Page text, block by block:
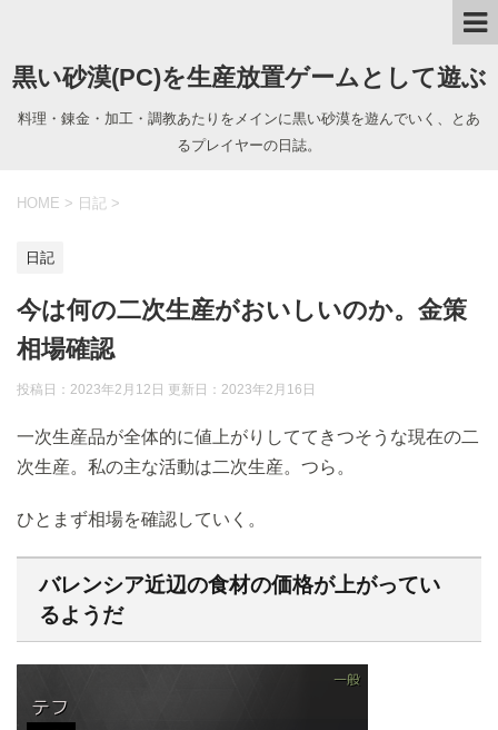
黒い砂漠(PC)を生産放置ゲームとして遊ぶ
料理・錬金・加工・調教あたりをメインに黒い砂漠を遊んでいく、とあ
るプレイヤーの日誌。
HOME > 日記 >
日記
今は何の二次生産がおいしいのか。金策
相場確認
投稿日：2023年2月12日 更新日： 2023年2月16日
一次生産品が全体的に値上がりしててきつそうな現在の二
次生産。私の主な活動は二次生産。つら。
ひとまず相場を確認していく。
バレンシア近辺の食材の価格が上がってい
るようだ